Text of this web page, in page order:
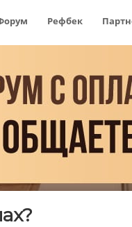
Рефбек